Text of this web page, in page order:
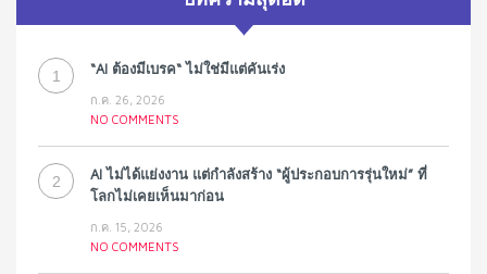
1 “AI ต้องมีเบรค“ ไม่ใช่มีแต่คันเร่ง
ก.ค. 26, 2026
NO COMMENTS
2
AI ไม่ได้แย่งงาน แต่กำลังสร้าง “ผู้ประกอบการรุ่นใหม่” ที่
โลกไม่เคยเห็นมาก่อน
ก.ค. 15, 2026
NO COMMENTS